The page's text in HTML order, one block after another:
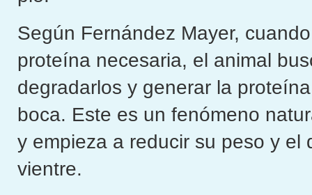
Según Fernández Mayer,
proteína necesaria, el animal
degradarlos y generar la
boca. Este es un fenómeno
y empieza a reducir su peso y
vientre.